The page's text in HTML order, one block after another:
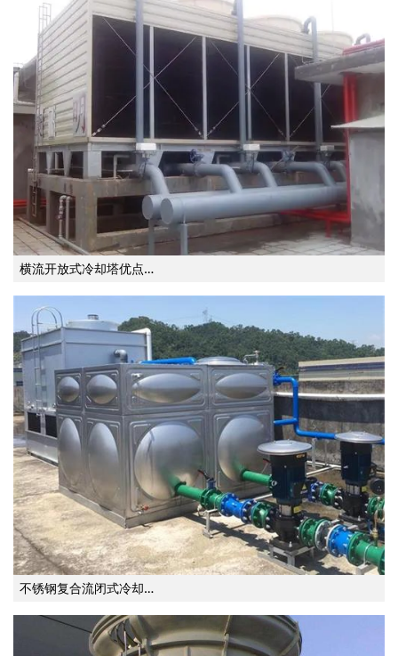
横流开放式冷却塔优点…
不锈钢复合流闭式冷却…